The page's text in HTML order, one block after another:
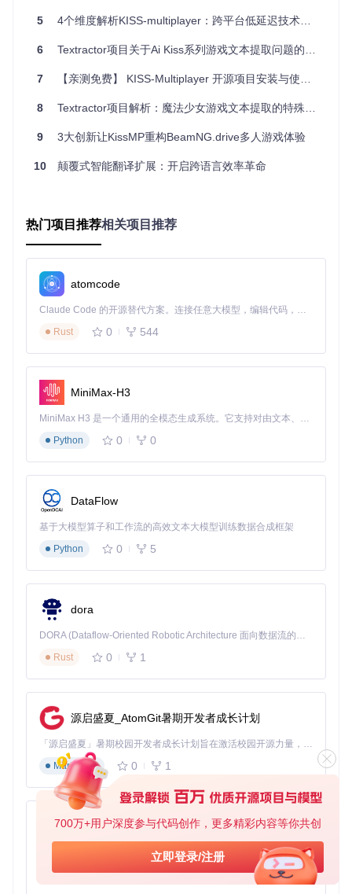
700万+用户深度参与代码创作，更多精彩内容等你共创
立即登录/注册
滞；QUIC协议则像无人机编队：各自独立飞行，智能绕开障
键操作的响应速度提升40%，显著降低驾驶操作延迟感。
应用场景：从休闲联机到专业模拟
竞速竞技场景
在16人同场竞速中，KISS-multiplayer实现了±50ms的位置同
据显示，使用该模组后比赛争议判罚减少65%，玩家满意度提
汽车工程专业学生通过该模组搭建虚拟实训环境，同步操控车
辆进行悬挂系统调试。教师端可实时观察20台学生车辆的物理
参数变化，实验效率提升3倍。
创意工坊协作
玩家利用模组的同步功能共同构建复杂场景：一名用户放置障
队通过此功能完成了包含300+道具的赛道设计，协作周期从3
天缩短至8小时。
快速部署指南：3步搭建专属服务器
环境准备
_mirrors/ki/KISS-multiplayer
安装Rust开发环境：curl --proto '=https' --tlsv
1.2 -sSf https://sh.rustup.rs | sh
构建服务端：
--release -p kissmp-server
配置优化
核心配置文件路径： kissmp-server/src/config.rs
max_players：建议设为16（平衡性能与体验）
tick_rate
voice_chat_quality
启动与管理
# 启动服务器
curl http://localhost:3000/status
# 发送广播消息
curl -X POST http://localhost:3000/broadcast -d
开发者视角：技术改进建议
网络优化方向
当前车辆同步采用全量更新模式，建议实现差分同步算法：仅
传输变化的物理参数（如速度、转向角），可减少40%网络流
shared/src/vehicle/transform.rs
5 4个维度解析KISS-multiplayer：跨平台低延迟技术如何重塑BeamNG.drive多人体验
6 Textractor项目关于Ai Kiss系列游戏文本提取问题的技术分析
7 【亲测免费】 KISS-Multiplayer 开源项目安装与使用指南
8 Textractor项目解析：魔法少女游戏文本提取的特殊处理方案
9 3大创新让KissMP重构BeamNG.drive多人游戏体验
10 颠覆式智能翻译扩展：开启跨语言效率革命
热门项目推荐相关项目推荐
atomcode
Claude Code 的开源替代方案。连接任意大模型，编辑代码，运行命令，自动验证 — 全自动执行。用 Rust 构建，极致性能。 ｜ An open-source alternative to Claude Code. Connect any LLM, edit code, run commands, and verify changes — autonomously. Built in Rust for speed. Get Started
Rust
0 544
MiniMax-H3
MiniMax H3 是一个通用的全模态生成系统。它支持对由文本、图像、视频和音频组成的多模态上下文进行统一理解，并能生成分辨率高达 2K、时长可达 15 秒的带原生立体声音频的视频。得益于面向任务泛化的系统设计，H3 在预训练阶段就已具备广泛的多模态上下文理解与生成能力，能够出色地执行复杂的多模态指令。
Python
0 0
DataFlow
基于大模型算子和工作流的高效文本大模型训练数据合成框架
Python
0 5
dora
DORA (Dataflow-Oriented Robotic Architecture 面向数据流的机器人架构) 是为 AI 与具身智能机器人打造的高性能开发框架，以数据流范式重构开发逻辑，原生支持分布式部署与端边云协同 —— 无需复杂适配，即可实现一体端到端具身大小脑、VLA等模型部署，无缝衔接感知、推理、控制全链路，让 AI 能力与机器人动作深度融合。 依托 Rust 内核与零拷贝通信技术，它将具身大小脑、VLA等模型推理、多模态数据融合延迟压缩至微秒级，同时兼容 ROS2 生态与国产 AI 芯片，彻底降低具身智能机器人的开发门槛，让分布式部署下的 AI 赋能创新更高效、更灵活。
Rust
0 1
源启盛夏_AtomGit暑期开发者成长计划
「源启盛夏」暑期校园开发者成长计划旨在激活校园开源力量，通过积分激励、认证扶持、资源倾斜等形式，引导高校组织和开发者完成「入驻 — 建项目 — 做贡献 — 获认证 — 得资源」的完整闭环。无论你是想带领社团入驻平台的组织者，还是希望用代码贡献证明自己的开发者，都能在这里找到属于你的成长路径。
Markdown
0 1
py-xiaozhi
基于Python的Xiaozhi AI，适用于想要完整Xiaozhi体验而无需拥有专用硬件的用户。
Python
0 1